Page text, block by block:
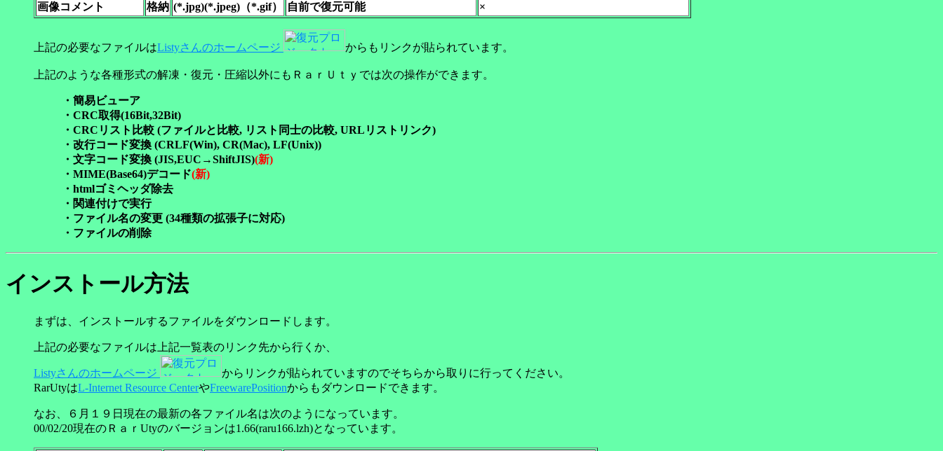
画像コメント
格納 (*.jpg)(*.jpeg)（*.gif） 自前で復元可能 ×
上記の必要なファイルはListyさんのホームページ からもリンクが貼られています。
上記のような各種形式の解凍・復元・圧縮以外にもＲａｒＵｔｙでは次の操作ができます。
・簡易ビューア
・CRC取得(16Bit,32Bit)
・CRCリスト比較 (ファイルと比較, リスト同士の比較, URLリストリンク)
・改行コード変換 (CRLF(Win), CR(Mac), LF(Unix))
・文字コード変換 (JIS,EUC→ShiftJIS)(新)
・MIME(Base64)デコード(新)
・htmlゴミヘッダ除去
・関連付けで実行
・ファイル名の変更 (34種類の拡張子に対応)
・ファイルの削除
インストール方法
まずは、インストールするファイルをダウンロードします。
上記の必要なファイルは上記一覧表のリンク先から行くか、
Listyさんのホームページ
からリンクが貼られていますのでそちらから取りに行ってください。
RarUtyはL-Internet Resource CenterやFreewarePositionからもダウンロードできます。
なお、６月１９日現在の最新の各ファイル名は次のようになっています。
00/02/20現在のＲａｒUtyのバージョンは1.66(raru166.lzh)となっています。